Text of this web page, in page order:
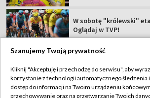
W sobotę "królewski"
Oglądaj w TVP!
TVP
Szanujemy Twoją prywatność
Kliknij "Akceptuję i przechodzę do serwisu", aby
korzystanie z technologii automatycznego śledzenia
dostęp do informacji na Twoim urządzeniu
przechowywanie oraz na przetwarzanie Twoich